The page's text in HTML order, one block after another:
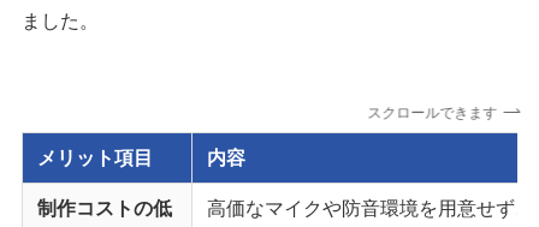
ました。
スクロールできます
メリット項目 内容
制作コストの低
高価なマイクや防音環境を用意せず